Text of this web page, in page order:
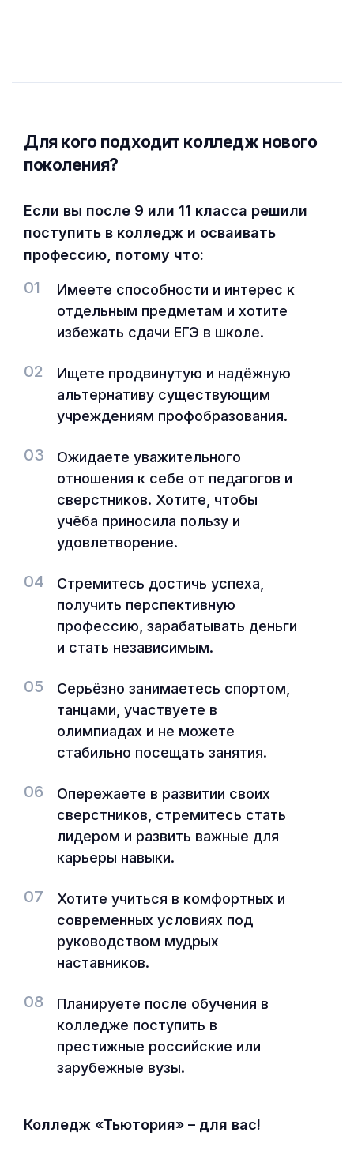
Для кого подходит колледж нового
поколения?
Если вы после 9 или 11 класса решили
поступить в колледж и осваивать
профессию, потому что:
01
Имеете способности и интерес к
отдельным предметам и хотите
избежать сдачи ЕГЭ в школе.
02
Ищете продвинутую и надёжную
альтернативу существующим
учреждениям профобразования.
03
Ожидаете уважительного
отношения к себе от педагогов и
сверстников. Хотите, чтобы
учёба приносила пользу и
удовлетворение.
04
Стремитесь достичь успеха,
получить перспективную
профессию, зарабатывать деньги
и стать независимым.
05
Серьёзно занимаетесь спортом,
танцами, участвуете в
олимпиадах и не можете
стабильно посещать занятия.
06
Опережаете в развитии своих
сверстников, стремитесь стать
лидером и развить важные для
карьеры навыки.
07
Хотите учиться в комфортных и
современных условиях под
руководством мудрых
наставников.
08
Планируете после обучения в
колледже поступить в
престижные российские или
зарубежные вузы.
Колледж «Тьютория» – для вас!